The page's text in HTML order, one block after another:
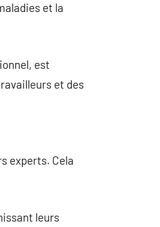
et la
est
et des
experts. Cela
leurs